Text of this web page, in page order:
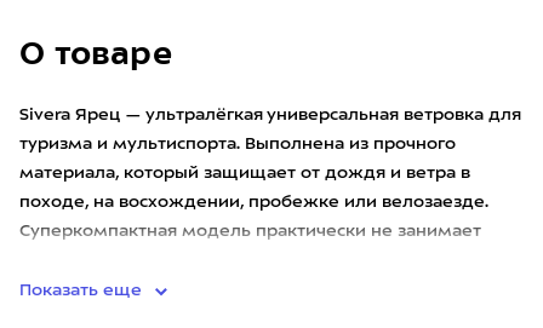
О товаре
Sivera Ярец — ультралёгкая универсальная ветровка для
туризма и мультиспорта. Выполнена из прочного
материала, который защищает от дождя и ветра в
походе, на восхождении, пробежке или велозаезде.
Суперкомпактная модель практически не занимает
Показать еще